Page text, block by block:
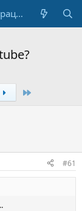
Регистрация
#61